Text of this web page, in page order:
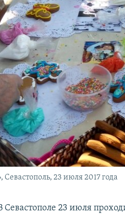
23 июля 2017 года
Севастополе 23 июля